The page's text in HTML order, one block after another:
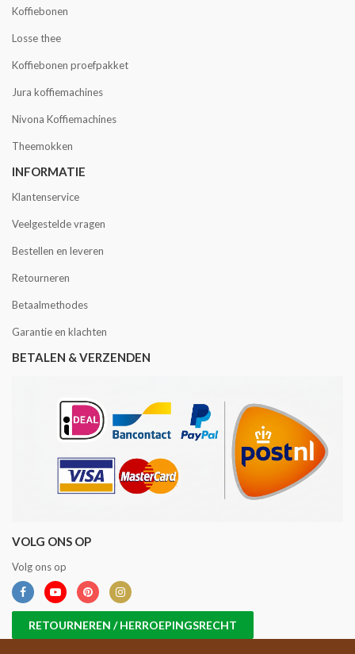
Koffiebonen
Losse thee
Koffiebonen proefpakket
Jura koffiemachines
Nivona Koffiemachines
Theemokken
INFORMATIE
Klantenservice
Veelgestelde vragen
Bestellen en leveren
Retourneren
Betaalmethodes
Garantie en klachten
BETALEN & VERZENDEN
VOLG ONS OP
Volg ons op
RETOURNEREN / HERROEPINGSRECHT